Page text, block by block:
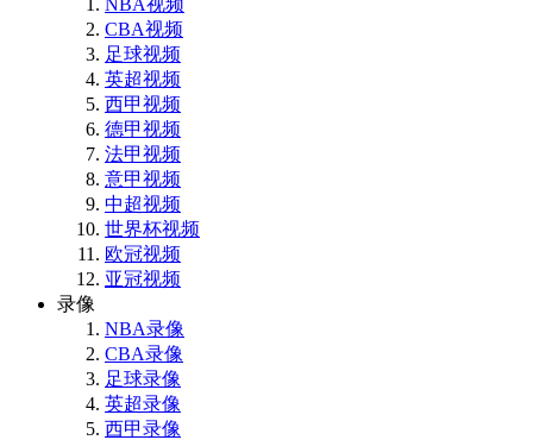
NBA视频
CBA视频
足球视频
英超视频
西甲视频
德甲视频
法甲视频
意甲视频
中超视频
世界杯视频
欧冠视频
亚冠视频
录像
NBA录像
CBA录像
足球录像
英超录像
西甲录像